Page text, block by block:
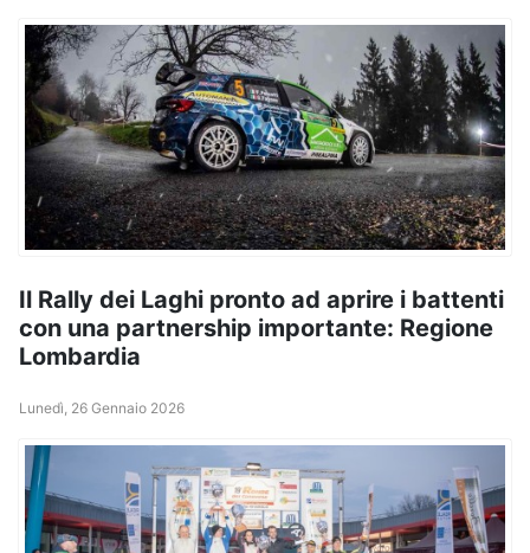
Il Rally dei Laghi pronto ad aprire i battenti
con una partnership importante: Regione
Lombardia
Lunedì, 26 Gennaio 2026